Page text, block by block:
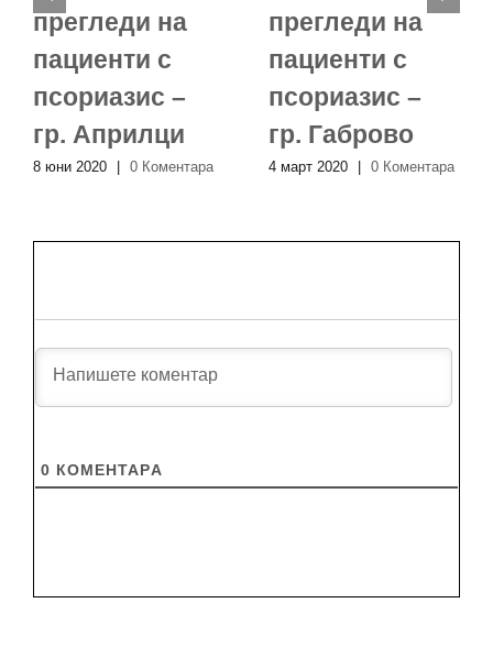
прегледи на
пациенти с
псориазис –
гр. Априлци
8 юни 2020 | 0 Коментара
прегледи на
пациенти с
псориазис –
гр. Габрово
4 март 2020 0 Коментара
0 КОМЕНТАРA